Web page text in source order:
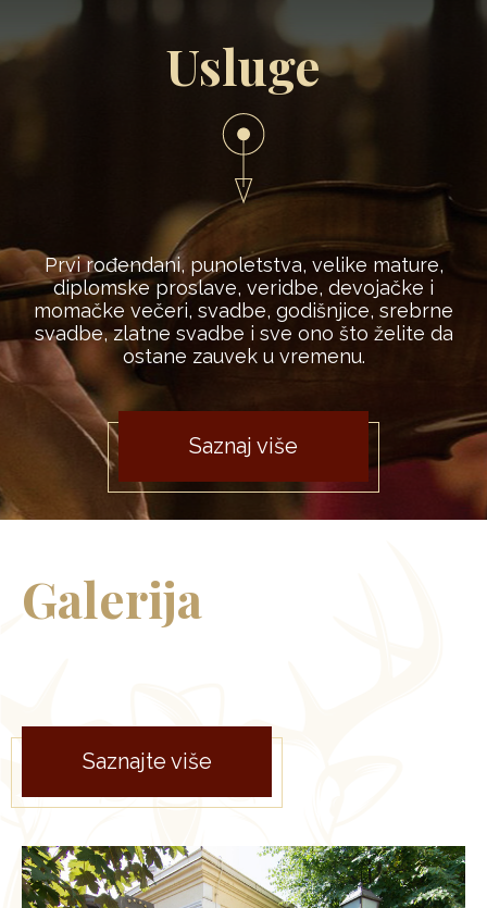
Usluge
Prvi rođendani, punoletstva, velike mature,
diplomske proslave, veridbe, devojačke i
momačke večeri, svadbe, godišnjice, srebrne
svadbe, zlatne svadbe i sve ono što želite da
ostane zauvek u vremenu.
Saznaj više
Galerija
Saznajte više